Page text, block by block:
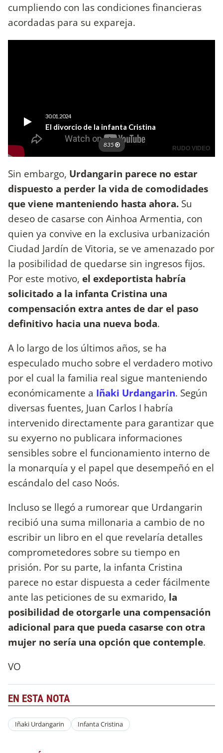
cumpliendo con las condiciones financieras
acordadas para su expareja.
Sin embargo, Urdangarin parece no estar
dispuesto a perder la vida de comodidades
que viene manteniendo hasta ahora. Su
deseo de casarse con Ainhoa Armentia, con
quien ya convive en la exclusiva urbanización
Ciudad Jardín de Vitoria, se ve amenazado por
la posibilidad de quedarse sin ingresos fijos.
Por este motivo, el exdeportista habría
solicitado a la infanta Cristina una
compensación extra antes de dar el paso
definitivo hacia una nueva boda.
A lo largo de los últimos años, se ha
especulado mucho sobre el verdadero motivo
por el cual la familia real sigue manteniendo
económicamente a Iñaki Urdangarin. Según
diversas fuentes, Juan Carlos I habría
intervenido directamente para garantizar que
su exyerno no publicara informaciones
sensibles sobre el funcionamiento interno de
la monarquía y el papel que desempeñó en el
escándalo del caso Noós.
Incluso se llegó a rumorear que Urdangarin
recibió una suma millonaria a cambio de no
escribir un libro en el que revelaría detalles
comprometedores sobre su tiempo en
prisión. Por su parte, la infanta Cristina
parece no estar dispuesta a ceder fácilmente
ante las peticiones de su exmarido, la
posibilidad de otorgarle una compensación
adicional para que pueda casarse con otra
mujer no sería una opción que contemple.
VO
EN ESTA NOTA
Iñaki Urdangarin Infanta Cristina